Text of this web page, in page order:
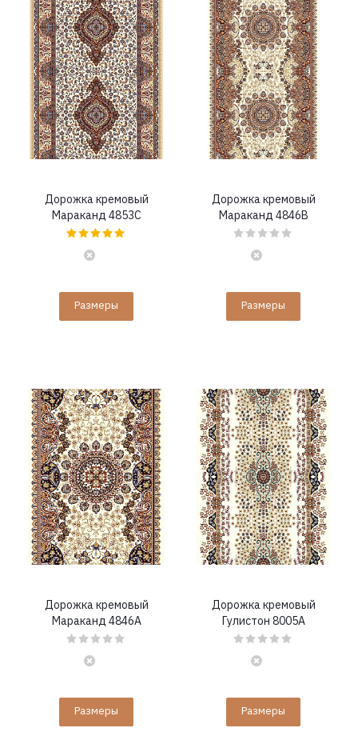
Дорожка кремовый
Мараканд 4853C
Размеры
Дорожка кремовый
Мараканд 4846B
Размеры
Дорожка кремовый
Мараканд 4846A
Размеры
Дорожка кремовый
Гулистон 8005A
Размеры